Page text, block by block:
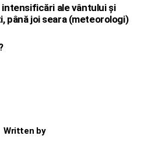
ale vântului și
până joi seara (meteorologi)
Written by